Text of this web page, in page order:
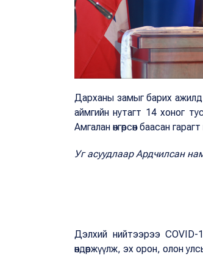
Дарханы замыг барих ажилд
аймгийн нутагт 14 хоног
Амгалан өнгөрсөн баасан
Уг асуудлаар Ардчилсан
Дэлхий нийтээрээ
өндөржүүлж, эх орон, олон